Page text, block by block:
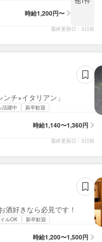
時給1,200円〜
最終更新日：3日前
チ×イタリアン」
活躍中 新卒歓迎
時給1,140〜1,360円
最終更新日：3日前
酒好きなら必見です！
ルOK 新卒歓迎
時給1,200〜1,500円